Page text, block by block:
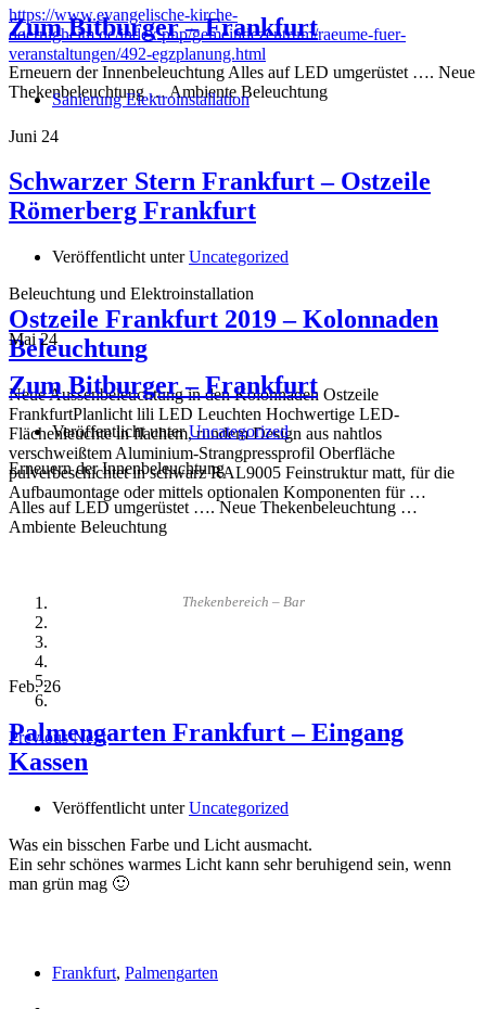
Zum Bitburger – Frankfurt
Erneuern der Innenbeleuchtung Alles auf LED umgerüstet …. Neue
Thekenbeleuchtung … Ambiente Beleuchtung
Ostzeile Frankfurt 2019 – Kolonnaden
Beleuchtung
Neue Aussenbeleuchtung in den Kolonnaden Ostzeile
FrankfurtPlanlicht lili LED Leuchten Hochwertige LED-
Flächenleuchte in flachem, rundem Design aus nahtlos
verschweißtem Aluminium-Strangpressprofil Oberfläche
pulverbeschichtet in schwarz RAL9005 Feinstruktur matt, für die
Aufbaumontage oder mittels optionalen Komponenten für …
Previous Next
https://www.evangelische-kirche-
doernigheim.de/index.php/gemeindezentrum/raeume-fuer-
veranstaltungen/492-egzplanung.html
Sanierung Elektroinstallation
Juni 24
Schwarzer Stern Frankfurt – Ostzeile
Römerberg Frankfurt
Veröffentlicht unterUncategorized
Beleuchtung und Elektroinstallation
Mai 24
Zum Bitburger – Frankfurt
Veröffentlicht unterUncategorized
Erneuern der Innenbeleuchtung
Alles auf LED umgerüstet …. Neue Thekenbeleuchtung …
Ambiente Beleuchtung
Thekenbereich – Bar
Feb. 26
Palmengarten Frankfurt – Eingang
Kassen
Veröffentlicht unterUncategorized
Was ein bisschen Farbe und Licht ausmacht.
Ein sehr schönes warmes Licht kann sehr beruhigend sein, wenn
man grün mag 🙂
Frankfurt, Palmengarten